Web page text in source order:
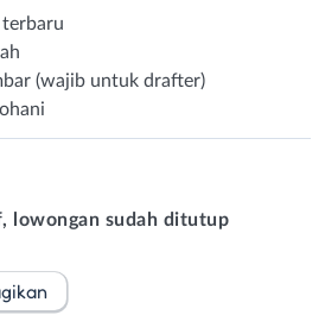
(wajib untuk drafter)
lowongan sudah ditutup